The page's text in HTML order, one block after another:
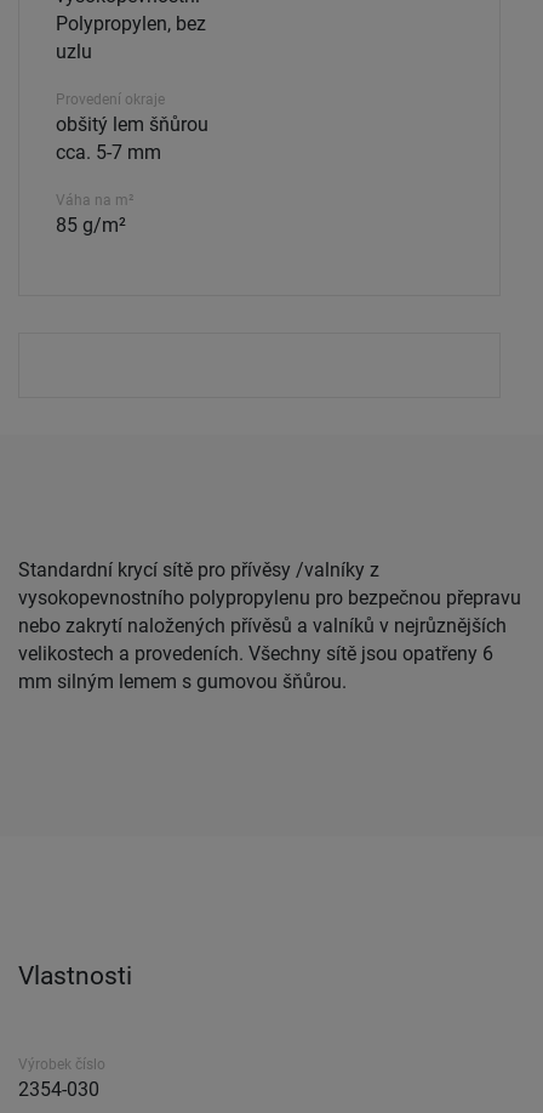
Polypropylen, bez
uzlu
Provedení okraje
obšitý lem šňůrou
cca. 5-7 mm
Váha na m²
85 g/m²
Standardní krycí sítě pro přívěsy /valníky z
vysokopevnostního polypropylenu pro bezpečnou přepravu
nebo zakrytí naložených přívěsů a valníků v nejrůznějších
velikostech a provedeních. Všechny sítě jsou opatřeny 6
mm silným lemem s gumovou šňůrou.
Vlastnosti
Výrobek číslo
2354-030